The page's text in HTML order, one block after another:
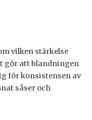
vilken stärkelse
gör att blandningen
för konsistensen av
såser och